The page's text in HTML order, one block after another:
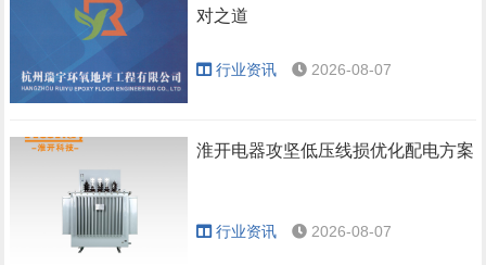
对之道
行业资讯 2026-08-07
淮开电器攻坚低压线损优化配电方案
行业资讯 2026-08-07